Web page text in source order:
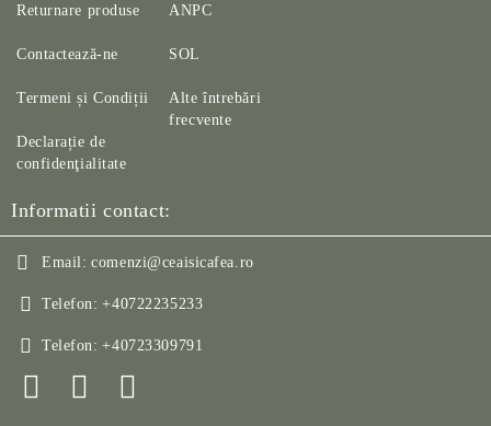
Returnare produse
Contactează-ne
Termeni și Condiții
Declarație de
confidenţialitate
ANPC
SOL
Alte întrebări
frecvente
Informatii contact:
Email: comenzi@ceaisicafea.ro
Telefon: +40722235233
Telefon: +40723309791